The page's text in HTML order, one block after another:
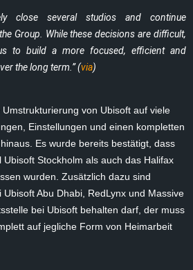
close several studios and continue
Group. While these decisions are difficult,
to build a more focused, efficient and
the long term.” (via)
von Ubisoft auf viele
Einstellungen und einen kompletten
Es wurde bereits bestätigt, dass
Stockholm als auch das Halifax
wurden. Zusätzlich dazu sind
Abu Dhabi, RedLynx und Massive
bei Ubisoft behalten darf, der muss
auf jegliche Form von Heimarbeit